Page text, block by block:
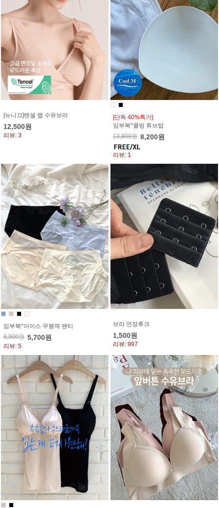
[뉴니끄]텐셀 랩 수유브라
12,500원
리뷰: 3
[단독 40%특가]
임부복*쿨링 튜브탑
13,800원 8,200원
리뷰: 1
임부복*아이스 무봉제 팬티
8,900원 5,700원
리뷰: 5
브라 연장후크
1,500원
리뷰: 997